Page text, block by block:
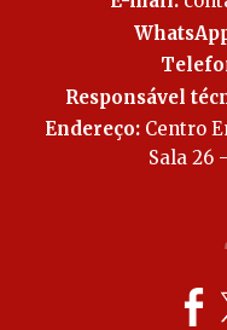
Responsável
Endereço:Centro
Sala 26